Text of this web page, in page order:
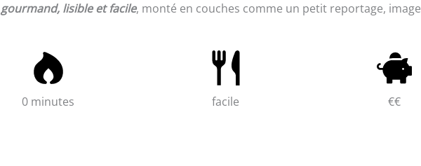
gourmand, lisible et facile, monté en couches comme un petit reportage, image
0 minutes facile €€